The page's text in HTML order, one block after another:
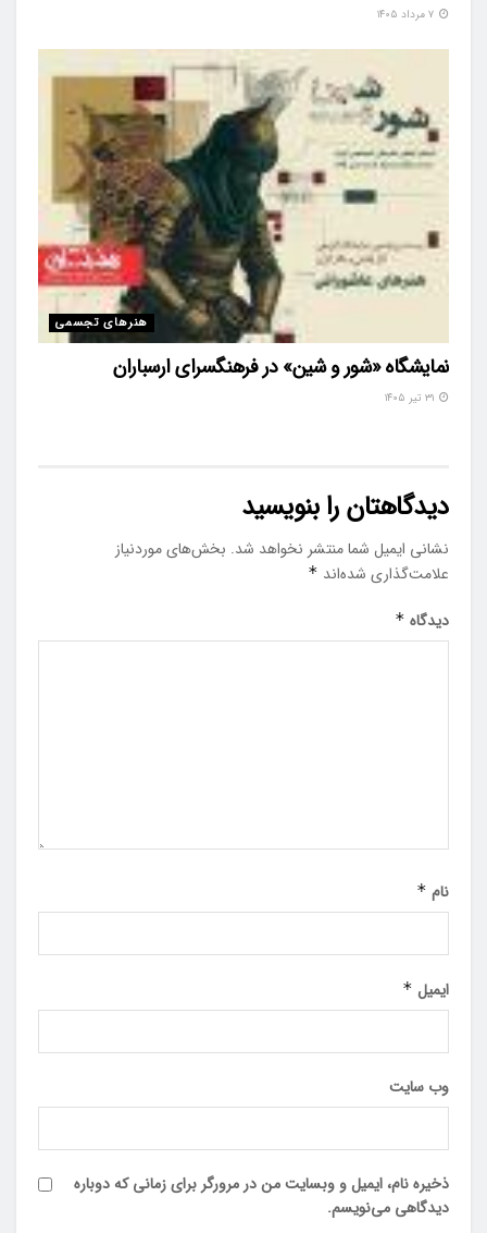
هنرهای تجسمی
نمایشگاه «شور و شین» در فرهنگسرای ارسباران
دیدگاهتان را بنویسید
نشانی ایمیل شما منتشر نخواهد شد. بخش‌های موردنیاز
علامت‌گذاری شده‌اند *
دیدگاه *
نام *
ایمیل *
وب‌ سایت
ذخیره نام، ایمیل و وبسایت من در مرورگر برای زمانی که دوباره
دیدگاهی می‌نویسم.